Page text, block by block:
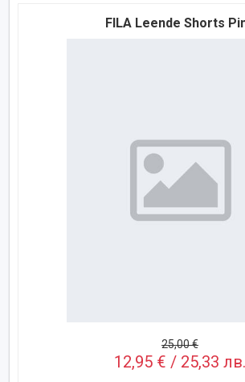
FILA Leende Shorts
25,00 €
12,95 € / 25,33 лв.